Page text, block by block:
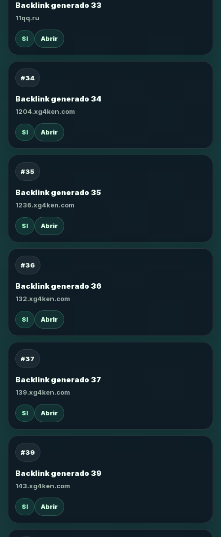
Backlink generado 33
11qq.ru
SI Abrir
#34
Backlink generado 34
1204.xg4ken.com
SI Abrir
#35
Backlink generado 35
1236.xg4ken.com
SI Abrir
#36
Backlink generado 36
132.xg4ken.com
SI Abrir
#37
Backlink generado 37
139.xg4ken.com
SI Abrir
#39
Backlink generado 39
143.xg4ken.com
SI Abrir